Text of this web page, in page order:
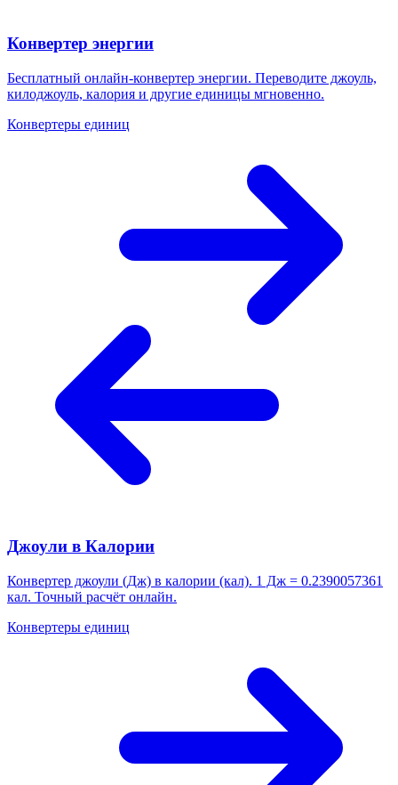
Конвертер энергии
Бесплатный онлайн-конвертер энергии. Переводите джоуль,
килоджоуль, калория и другие единицы мгновенно.
Конвертеры единиц
Джоули в Калории
Конвертер джоули (Дж) в калории (кал). 1 Дж = 0.2390057361
кал. Точный расчёт онлайн.
Конвертеры единиц